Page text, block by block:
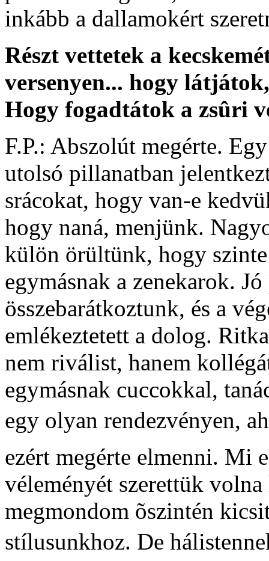
inkább a dallamokért
Részt vettetek a
versenyen... hogy
Hogy fogadtátok a zsûri
F.P.: Abszolút megérte.
utolsó pillanatban
srácokat, hogy van-e
hogy naná, menjünk.
külön örültünk, hogy
egymásnak a zenekarok.
összebarátkoztunk, és a
emlékeztetett a dolog.
nem riválist, hanem
egymásnak cuccokkal,
egy olyan rendezvényen,
ezért megérte elmenni. Mi
véleményét szerettük
megmondom õszintén
stílusunkhoz. De